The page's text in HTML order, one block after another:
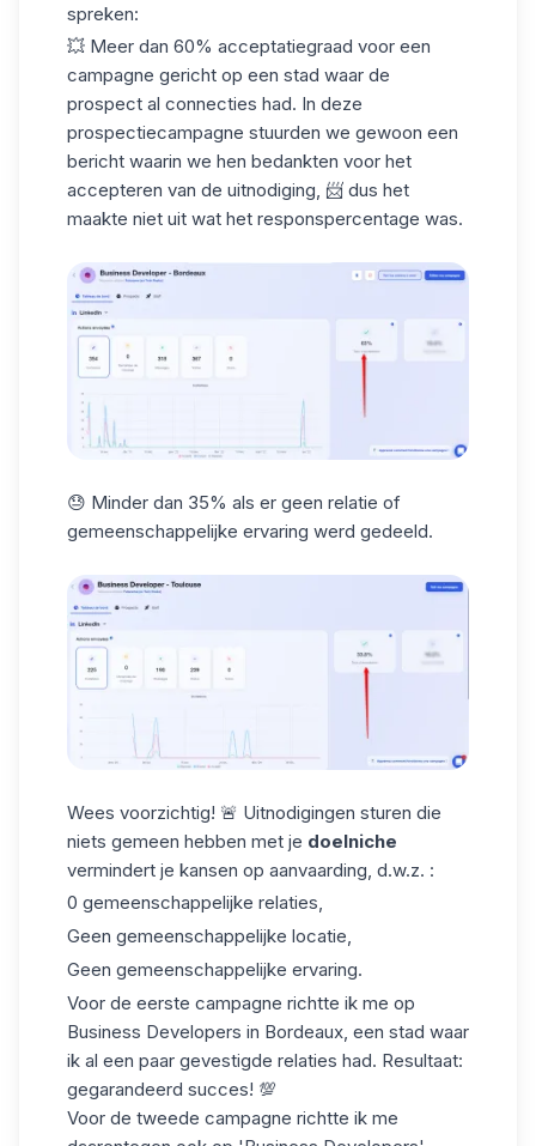
spreken:
💥 Meer dan 60% acceptatiegraad voor een
campagne gericht op een stad waar de
prospect al connecties had. In deze
prospectiecampagne stuurden we gewoon een
bericht waarin we hen bedankten voor het
accepteren van de uitnodiging, 📨 dus het
maakte niet uit wat het responspercentage was.
😓 Minder dan 35% als er geen relatie of
gemeenschappelijke ervaring werd gedeeld.
Wees voorzichtig! 🚨 Uitnodigingen sturen die
niets gemeen hebben met je doelniche
vermindert je kansen op aanvaarding, d.w.z. :
0 gemeenschappelijke relaties,
Geen gemeenschappelijke locatie,
Geen gemeenschappelijke ervaring.
Voor de eerste campagne richtte ik me op
Business Developers in Bordeaux, een stad waar
ik al een paar gevestigde relaties had. Resultaat:
gegarandeerd succes! 💯
Voor de tweede campagne richtte ik me